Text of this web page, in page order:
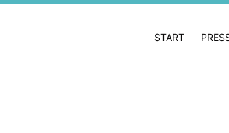
START